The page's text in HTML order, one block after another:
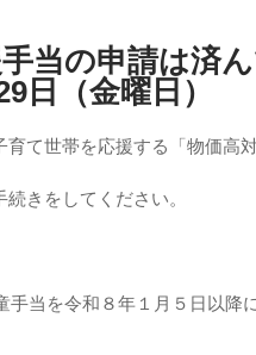
当の申請は済
日（金曜日）
て世帯を応援する「物価高
きをしてください。
当を令和８年１月５日以降